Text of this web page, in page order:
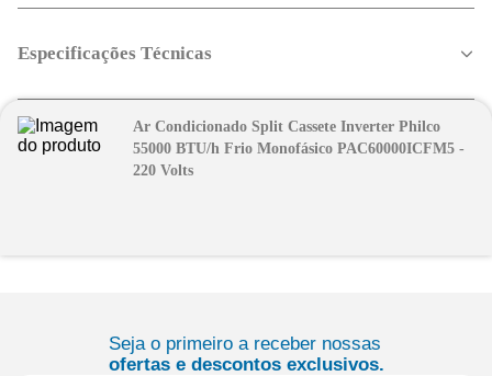
Especificações Técnicas
Ar Condicionado Split Cassete Inverter Philco
55000 BTU/h Frio Monofásico PAC60000ICFM5 -
220 Volts
Seja o primeiro a receber nossas
ofertas e descontos exclusivos.